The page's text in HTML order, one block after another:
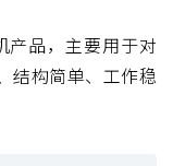
产品，主要用于对
结构简单、工作稳